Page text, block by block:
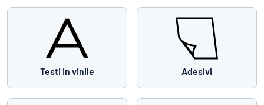
Testi in vinile Adesivi